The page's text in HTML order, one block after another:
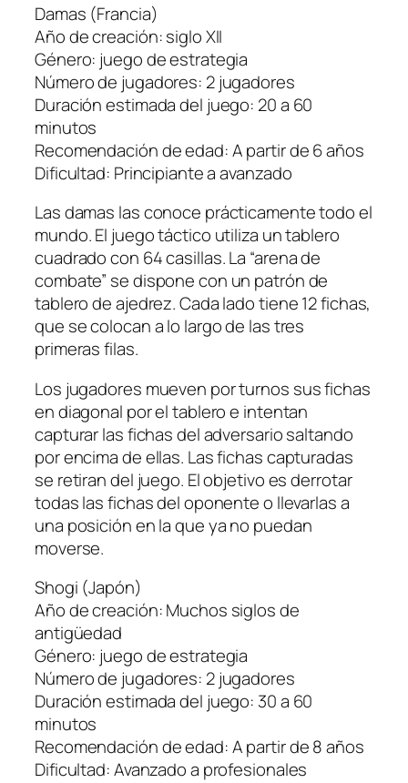
Damas (Francia)
Año de creación: siglo XII
Género: juego de estrategia
Número de jugadores: 2 jugadores
Duración estimada del juego: 20 a 60
minutos
Recomendación de edad: A partir de 6 años
Dificultad: Principiante a avanzado
Las damas las conoce prácticamente todo el
mundo. El juego táctico utiliza un tablero
cuadrado con 64 casillas. La “arena de
combate” se dispone con un patrón de
tablero de ajedrez. Cada lado tiene 12 fichas,
que se colocan a lo largo de las tres
primeras filas.
Los jugadores mueven por turnos sus fichas
en diagonal por el tablero e intentan
capturar las fichas del adversario saltando
por encima de ellas. Las fichas capturadas
se retiran del juego. El objetivo es derrotar
todas las fichas del oponente o llevarlas a
una posición en la que ya no puedan
moverse.
Shogi (Japón)
Año de creación: Muchos siglos de
antigüedad
Género: juego de estrategia
Número de jugadores: 2 jugadores
Duración estimada del juego: 30 a 60
minutos
Recomendación de edad: A partir de 8 años
Dificultad: Avanzado a profesionales